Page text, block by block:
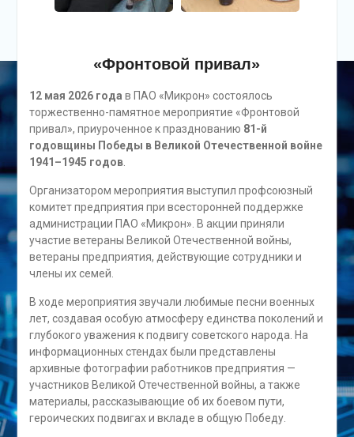
«Фронтовой привал»
12 мая 2026 года в ПАО «Микрон» состоялось
торжественно-памятное мероприятие «Фронтовой
привал», приуроченное к празднованию 81-й
годовщины Победы в Великой Отечественной войне
1941–1945 годов.
Организатором мероприятия выступил профсоюзный
комитет предприятия при всесторонней поддержке
администрации ПАО «Микрон». В акции приняли
участие ветераны Великой Отечественной войны,
ветераны предприятия, действующие сотрудники и
члены их семей.
В ходе мероприятия звучали любимые песни военных
лет, создавая особую атмосферу единства поколений и
глубокого уважения к подвигу советского народа. На
информационных стендах были представлены
архивные фотографии работников предприятия —
участников Великой Отечественной войны, а также
материалы, рассказывающие об их боевом пути,
героических подвигах и вкладе в общую Победу.